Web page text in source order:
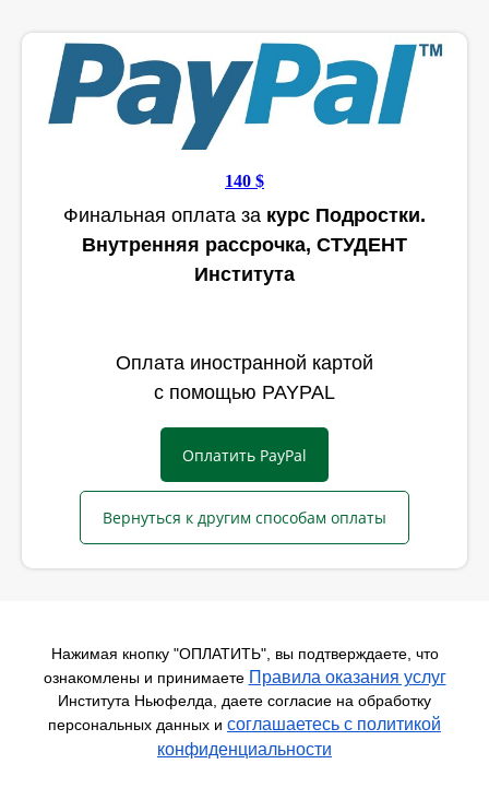
140 $
Финальная оплата за курс Подростки.
Внутренняя рассрочка, СТУДЕНТ
Института
Оплата иностранной картой
с помощью PAYPAL
Оплатить PayPal
Вернуться к другим способам оплаты
Нажимая кнопку "ОПЛАТИТЬ", вы подтверждаете, что
ознакомлены и принимаете Правила оказания услуг
Института Ньюфелда, даете согласие на обработку
персональных данных и соглашаетесь c политикой
конфиденциальности